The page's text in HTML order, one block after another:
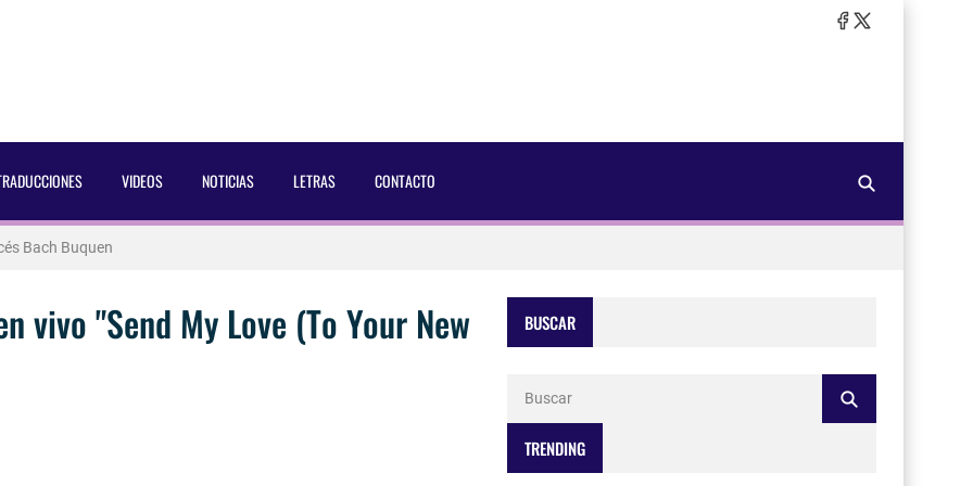
VIDEOS NOTICIAS LETRAS CONTACTO
Bach Buquen
Soria a Mister R&B España 2026
Mitchell, a la noticia de su muerte
vivo "Send My Love (To Your New
BUSCAR
TRENDING